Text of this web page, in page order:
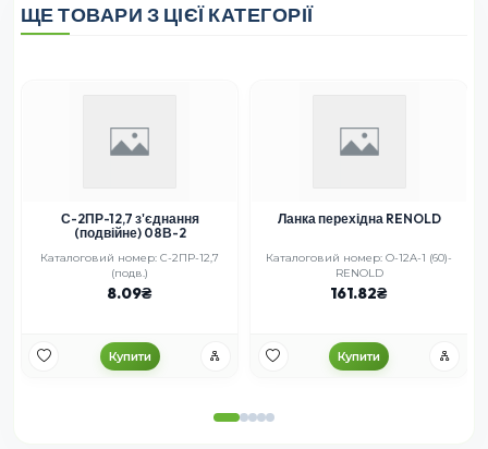
ЩЕ ТОВАРИ З ЦІЄЇ КАТЕГОРІЇ
С-2ПР-12,7 з'єднання
(подвійне) 08В-2
Каталоговий номер: С-2ПР-12,7
(подв.)
8.09
Купити
Ланка перехідна RENOLD
Каталоговий номер: O-12A-1 (60)-
RENOLD
161.82
Купити